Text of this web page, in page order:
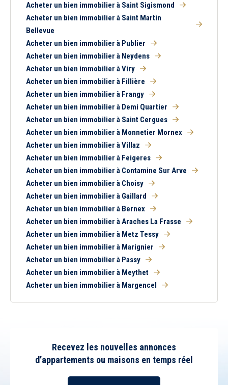
Acheter un bien immobilier à Saint Sigismond
Acheter un bien immobilier à Saint Martin
Bellevue
Acheter un bien immobilier à Publier
Acheter un bien immobilier à Neydens
Acheter un bien immobilier à Viry
Acheter un bien immobilier à Fillière
Acheter un bien immobilier à Frangy
Acheter un bien immobilier à Demi Quartier
Acheter un bien immobilier à Saint Cergues
Acheter un bien immobilier à Monnetier Mornex
Acheter un bien immobilier à Villaz
Acheter un bien immobilier à Feigeres
Acheter un bien immobilier à Contamine Sur Arve
Acheter un bien immobilier à Choisy
Acheter un bien immobilier à Gaillard
Acheter un bien immobilier à Bernex
Acheter un bien immobilier à Araches La Frasse
Acheter un bien immobilier à Metz Tessy
Acheter un bien immobilier à Marignier
Acheter un bien immobilier à Passy
Acheter un bien immobilier à Meythet
Acheter un bien immobilier à Margencel
Recevez les nouvelles annonces
d’appartements ou maisons en temps réel